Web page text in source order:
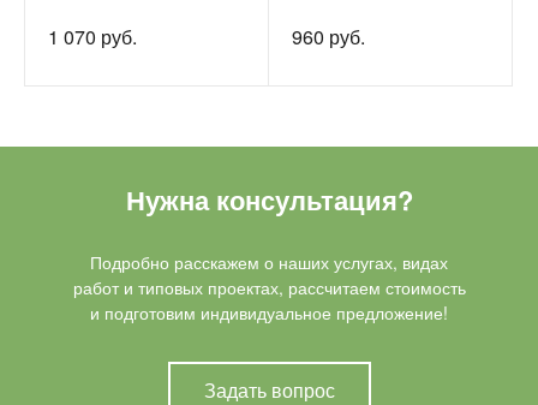
1 070 руб. 960 руб.
Нужна консультация?
Подробно расскажем о наших услугах, видах
работ и типовых проектах, рассчитаем стоимость
и подготовим индивидуальное предложение!
Задать вопрос